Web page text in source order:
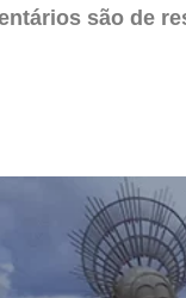
são de